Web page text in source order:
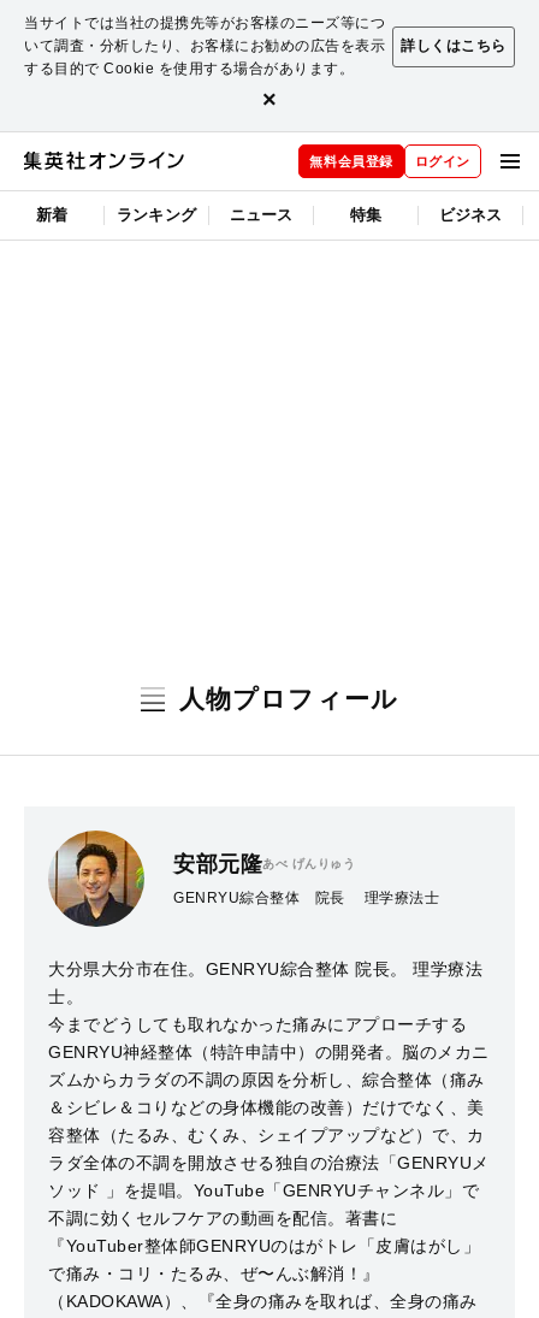
当サイトでは当社の提携先等がお客様のニーズ等につ
いて調査・分析したり、お客様にお勧めの広告を表示
する目的で Cookie を使用する場合があります。
詳しくはこちら
×
無料会員登録 ログイン
新着 ランキング ニュース 特集 ビジネス
人物プロフィール
安部元隆あべ げんりゅう
GENRYU綜合整体 院長 理学療法士
大分県大分市在住。GENRYU綜合整体 院長。 理学療法
士。
今までどうしても取れなかった痛みにアプローチする
GENRYU神経整体（特許申請中）の開発者。脳のメカニ
ズムからカラダの不調の原因を分析し、綜合整体（痛み
＆シビレ＆コりなどの身体機能の改善）だけでなく、美
容整体（たるみ、むくみ、シェイプアップなど）で、カ
ラダ全体の不調を開放させる独自の治療法「GENRYUメ
ソッド 」を提唱。YouTube「GENRYUチャンネル」で
不調に効くセルフケアの動画を配信。著書に
『YouTuber整体師GENRYUのはがトレ「皮膚はがし」
で痛み・コリ・たるみ、ぜ〜んぶ解消！』
（KADOKAWA）、『全身の痛みを取れば、全身の痛み